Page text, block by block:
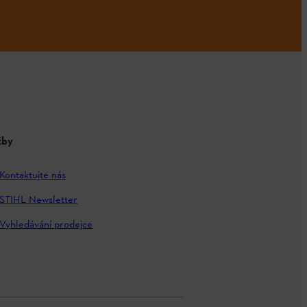
Kontaktujte nás
STIHL Newsletter
Vyhledávání prodejce